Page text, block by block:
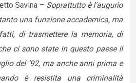
Savina – Soprattutto è l’augurio
una funzione accademica, ma
di trasmettere la memoria, di
ci sono state in questo paese il
del ’92, ma anche anni prima e
è resistita una criminalità